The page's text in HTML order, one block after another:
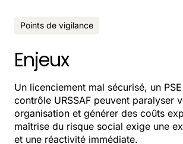
Points de vigilance
Enjeux
Un licenciement mal sécurisé, un
contrôle URSSAF peuvent paralyser
organisation et générer des coûts
maîtrise du risque social exige une
et une réactivité immédiate.